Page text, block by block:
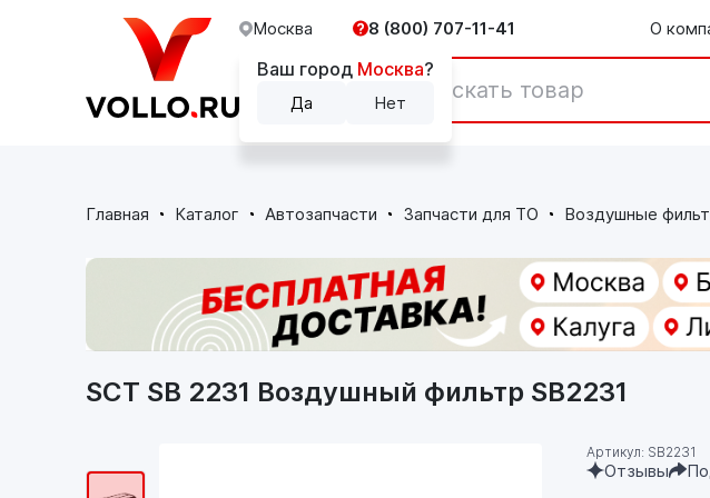
Москва
Ваш город Москва?
Да Нет
8 (800) 707-11-41 О
Каталог
Главная Каталог Автозапчасти Запчасти для ТО Воздушные
SCT SB 2231 Воздушный фильтр SB2231
Артикул: SB2231
Отзывы